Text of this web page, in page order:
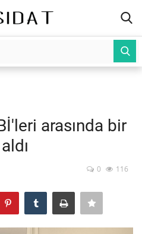
Kayıt Ol
arasında bir
0 116